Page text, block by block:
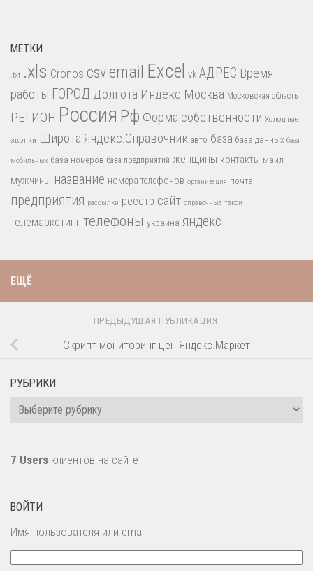
МЕТКИ
.txt .xls Cronos csvemail Excel vk АДРЕС Время
работы ГОРОД Долгота Индекс Москва Московская область
РЕГИОН Россия Рф Форма собственности Холодные
звонки Широта Яндекс.Справочник авто база база данных база
мобильных база номеров база предприятий женщины контакты маил
мужчины название номера телефонов организация почта
предприятия рассылки реестр сайт справочные такси
телемаркетинг телефоны украина яндекс
ЕЩЁ
ПРЕДЫДУЩАЯ ПУБЛИКАЦИЯ
Скрипт мониторинг цен Яндекс.Маркет
РУБРИКИ
Рубрики
7 Users клиентов на сайте
ВОЙТИ
Имя пользователя или email